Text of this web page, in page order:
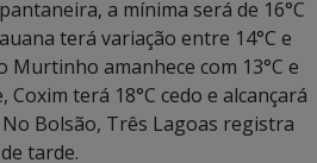
a mínima será de 16°C
terá variação entre 14°C e
Murtinho amanhece com 13°C e
terá 18°C cedo e alcançará
Bolsão, Três Lagoas registra
tarde.